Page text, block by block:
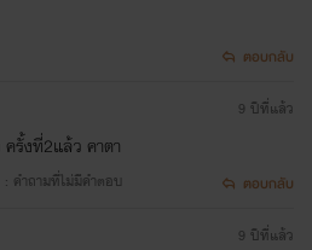
Tradition Eng&Arc (วิศวะ&สถา
ตอบกลับ
ครั้งที่2แล้ว คาตา
คำถามที่ไม่มีคำตอบ
9 ปีที่แล้ว
ตอบกลับ
9 ปีที่แล้ว